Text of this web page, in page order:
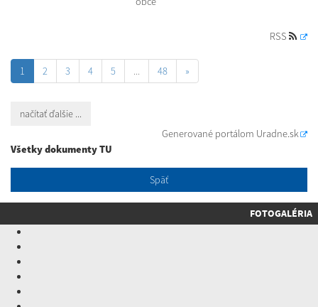
RSS
1 2 3 4 5 ... 48 »
načítať ďalšie ...
Generované portálom Uradne.sk
Všetky dokumenty TU
Späť
FOTOGALÉRIA